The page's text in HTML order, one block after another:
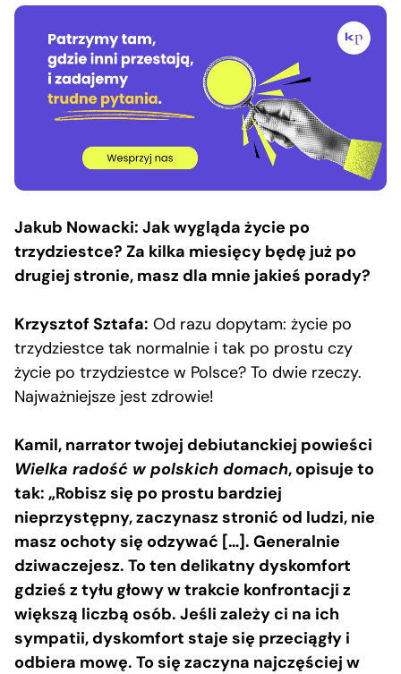
Jakub Nowacki: Jak wygląda życie po
trzydziestce? Za kilka miesięcy będę już po
drugiej stronie, masz dla mnie jakieś porady?
Krzysztof Sztafa: Od razu dopytam: życie po
trzydziestce tak normalnie i tak po prostu czy
życie po trzydziestce w Polsce? To dwie rzeczy.
Najważniejsze jest zdrowie!
Kamil, narrator twojej debiutanckiej powieści
Wielka radość w polskich domach, opisuje to
tak: „Robisz się po prostu bardziej
nieprzystępny, zaczynasz stronić od ludzi, nie
masz ochoty się odzywać […]. Generalnie
dziwaczejesz. To ten delikatny dyskomfort
gdzieś z tyłu głowy w trakcie konfrontacji z
większą liczbą osób. Jeśli zależy ci na ich
sympatii, dyskomfort staje się przeciągły i
odbiera mowę. To się zaczyna najczęściej w